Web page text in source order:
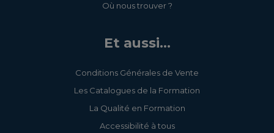
Où nous trouver ?
Et aussi...
Conditions Générales de Vente
Les Catalogues de la Formation
La Qualité en Formation
Accessibilité à tous